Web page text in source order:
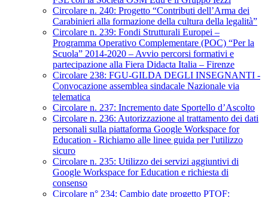
Circolare n. 240: Progetto “Contributi dell’Arma dei
Carabinieri alla formazione della cultura della legalità”
Circolare n. 239: Fondi Strutturali Europei –
Programma Operativo Complementare (POC) “Per la
Scuola” 2014-2020 – Avvio percorsi formativi e
partecipazione alla Fiera Didacta Italia – Firenze
Circolare 238: FGU-GILDA DEGLI INSEGNANTI -
Convocazione assemblea sindacale Nazionale via
telematica
Circolare n. 237: Incremento date Sportello d’Ascolto
Circolare n. 236: Autorizzazione al trattamento dei dati
personali sulla piattaforma Google Workspace for
Education - Richiamo alle linee guida per l'utilizzo
sicuro
Circolare n. 235: Utilizzo dei servizi aggiuntivi di
Google Workspace for Education e richiesta di
consenso
Circolare n° 234: Cambio date progetto PTOF: